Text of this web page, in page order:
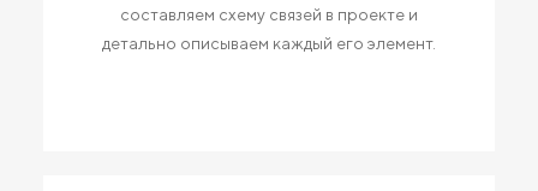
составляем схему связей в проекте и
детально описываем каждый его элемент.